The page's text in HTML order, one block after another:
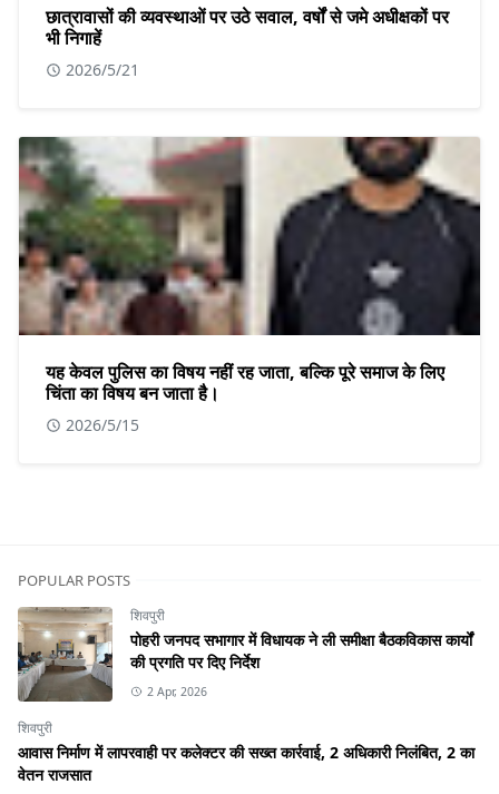
छात्रावासों की व्यवस्थाओं पर उठे सवाल, वर्षों से जमे अधीक्षकों पर
भी निगाहें
2026/5/21
यह केवल पुलिस का विषय नहीं रह जाता, बल्कि पूरे समाज के लिए
चिंता का विषय बन जाता है।
2026/5/15
POPULAR POSTS
शिवपुरी
पोहरी जनपद सभागार में विधायक ने ली समीक्षा बैठकविकास कार्यों
की प्रगति पर दिए निर्देश
2 Apr, 2026
शिवपुरी
आवास निर्माण में लापरवाही पर कलेक्टर की सख्त कार्रवाई, 2 अधिकारी निलंबित, 2 का
वेतन राजसात